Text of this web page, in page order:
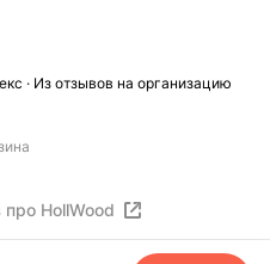
· Из отзывов на организацию
HollWood